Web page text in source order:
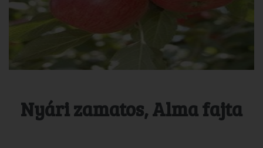
Nyári zamatos, Alma fajta